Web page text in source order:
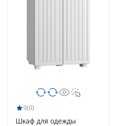
0(0)
Шкаф для одежды